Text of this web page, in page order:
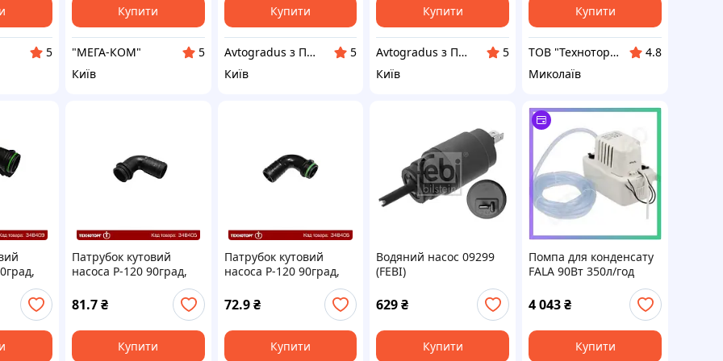
5
Купити
"МЕГА-КОМ"
5
Київ
Купити
Avtogradus з ПДВ
5
Київ
Купити
Avtogradus з ПДВ
5
Київ
Купити
ТОВ "Техноторг-Дон"
4.8
Миколаїв
G1 1/2",
Патрубок кутовий
насоса Р-120 90град,
Д=32 мм, гайка G1 1/4",
Agroplast | AP21К32
81.7₴
Купити
Патрубок кутовий
насоса Р-120 90град,
Д=25 мм, під гайку G1",
Aroplast | AP21К25/1
72.9 ₴
Купити
Водяний насос 09299
(FEBI)
629₴
Купити
Помпа для конденсату
FALA 90Вт 350л/год
резервуар 2л насос для
кондиціонера
4 043₴
Купити